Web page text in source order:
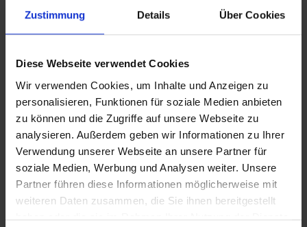
Zustimmung Details Über Cookies
Diese Webseite verwendet Cookies
Wir verwenden Cookies, um Inhalte und Anzeigen zu
personalisieren, Funktionen für soziale Medien anbieten
zu können und die Zugriffe auf unsere Webseite zu
analysieren. Außerdem geben wir Informationen zu Ihrer
Verwendung unserer Webseite an unsere Partner für
soziale Medien, Werbung und Analysen weiter. Unsere
Partner führen diese Informationen möglicherweise mit
weiteren Daten zusammen, die Sie ihnen bereitgestellt
haben oder die sie im Rahmen Ihrer Nutzung der Dienste